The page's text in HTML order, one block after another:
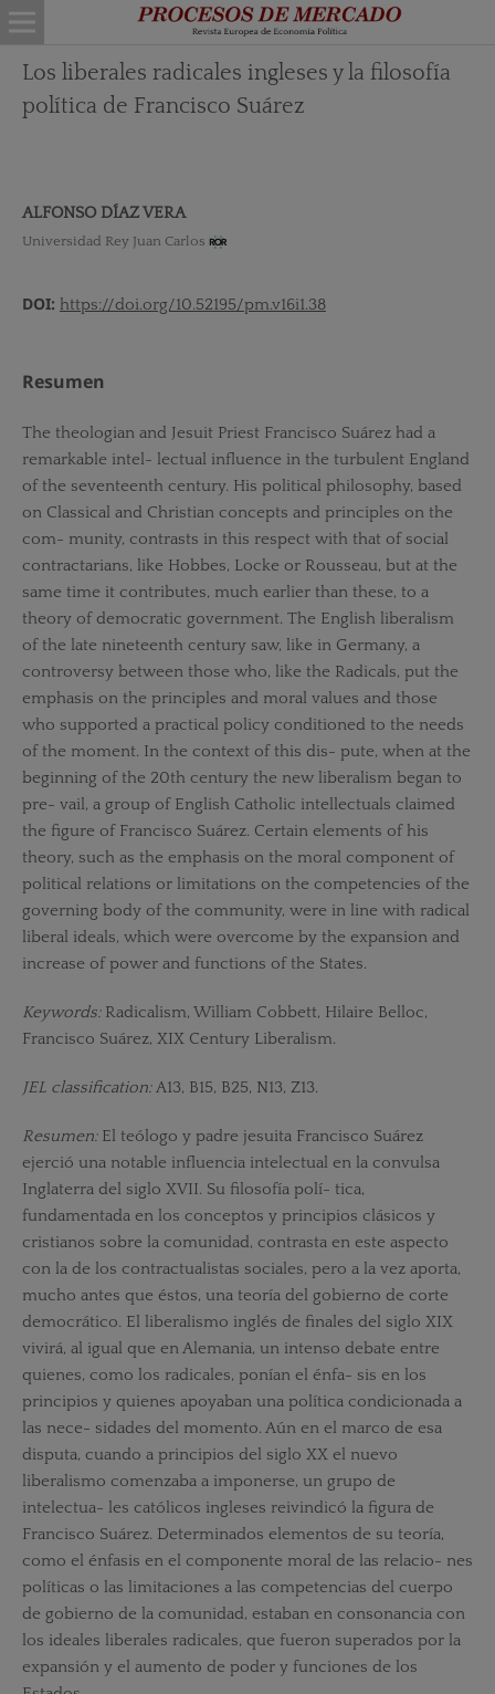
Los liberales radicales ingleses y la filosofía
política de Francisco Suárez
ALFONSO DÍAZ VERA
Universidad Rey Juan Carlos
DOI: https://doi.org/10.52195/pm.v16i1.38
Resumen
The theologian and Jesuit Priest Francisco Suárez had a
remarkable intel- lectual influence in the turbulent England
of the seventeenth century. His political philosophy, based
on Classical and Christian concepts and principles on the
com- munity, contrasts in this respect with that of social
contractarians, like Hobbes, Locke or Rousseau, but at the
same time it contributes, much earlier than these, to a
theory of democratic government. The English liberalism
of the late nineteenth century saw, like in Germany, a
controversy between those who, like the Radicals, put the
emphasis on the principles and moral values and those
who supported a practical policy conditioned to the needs
of the moment. In the context of this dis- pute, when at the
beginning of the 20th century the new liberalism began to
pre- vail, a group of English Catholic intellectuals claimed
the figure of Francisco Suárez. Certain elements of his
theory, such as the emphasis on the moral component of
political relations or limitations on the competencies of the
governing body of the community, were in line with radical
liberal ideals, which were overcome by the expansion and
increase of power and functions of the States.
Keywords:Radicalism, William Cobbett, Hilaire Belloc,
Francisco Suárez, XIX Century Liberalism.
JEL classification:A13, B15, B25, N13, Z13.
Resumen: El teólogo y padre jesuita Francisco Suárez
ejerció una notable influencia intelectual en la convulsa
Inglaterra del siglo XVII. Su filosofía polí- tica,
fundamentada en los conceptos y principios clásicos y
cristianos sobre la comunidad, contrasta en este aspecto
con la de los contractualistas sociales, pero a la vez aporta,
mucho antes que éstos, una teoría del gobierno de corte
democrático. El liberalismo inglés de finales del siglo XIX
vivirá, al igual que en Alemania, un intenso debate entre
quienes, como los radicales, ponían el énfa- sis en los
principios y quienes apoyaban una política condicionada a
las nece- sidades del momento. Aún en el marco de esa
disputa, cuando a principios del siglo XX el nuevo
liberalismo comenzaba a imponerse, un grupo de
intelectua- les católicos ingleses reivindicó la figura de
Francisco Suárez. Determinados elementos de su teoría,
como el énfasis en el componente moral de las relacio- nes
políticas o las limitaciones a las competencias del cuerpo
de gobierno de la comunidad, estaban en consonancia con
los ideales liberales radicales, que fueron superados por la
expansión y el aumento de poder y funciones de los